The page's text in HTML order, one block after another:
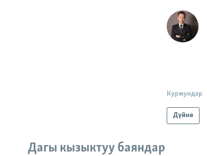
Куржундар
Дүйнө
Дагы кызыктуу баяндар